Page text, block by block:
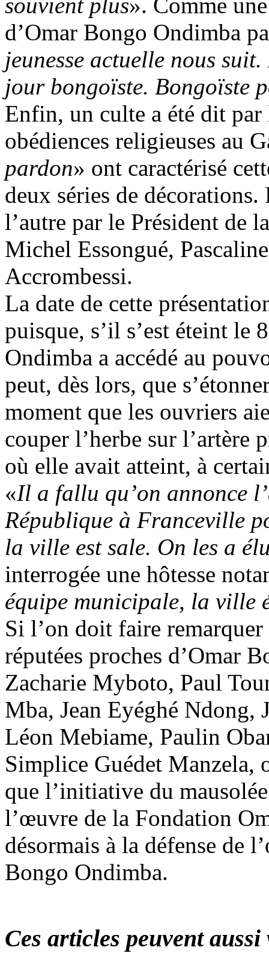
d’Omar Bongo Ondimba
jeunesse actuelle nous
jour bongoïste. Bongoïste
Enfin, un culte a été dit par
obédiences religieuses au
pardon» ont caractérisé
deux séries de
l’autre par le Président de
Michel Essongué,
Accrombessi.
La date de cette
puisque, s’il s’est éteint
Ondimba a accédé au
peut, dès lors, que
moment que les ouvriers
couper l’herbe sur l’artère
où elle avait atteint, à
«Il a fallu qu’on annonce
République à Franceville
la ville est sale. On les a
interrogée une hôtesse
équipe municipale, la ville
Si l’on doit faire remarquer
réputées proches d’Omar
Zacharie Myboto, Paul
Mba, Jean Eyéghé Ndong,
Léon Mebiame, Paulin
Simplice Guédet Manzela,
que l’initiative du
l’œuvre de la Fondation
désormais à la défense de
Bongo Ondimba.
Ces articles peuvent